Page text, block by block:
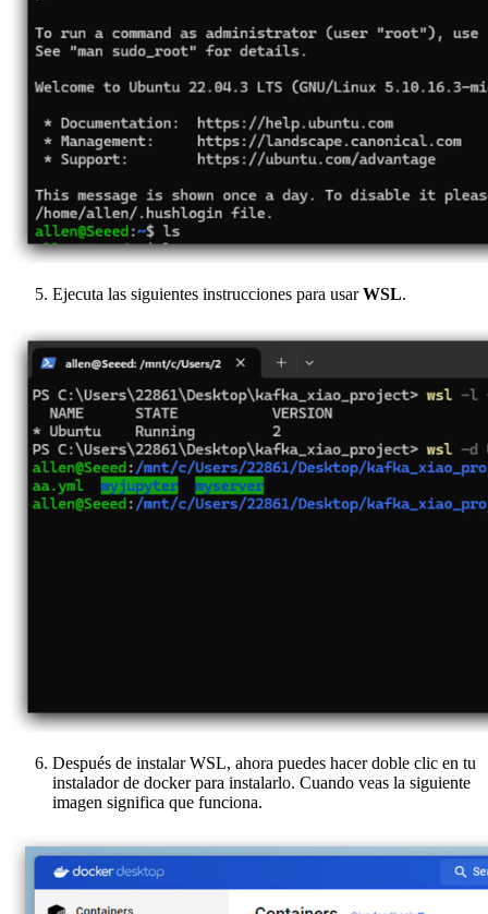
Ejecuta las siguientes instrucciones para usarWSL.
Después de instalar WSL, ahora puedes hacer doble clic en tu
instalador de docker para instalarlo. Cuando veas la siguiente
imagen significa que funciona.